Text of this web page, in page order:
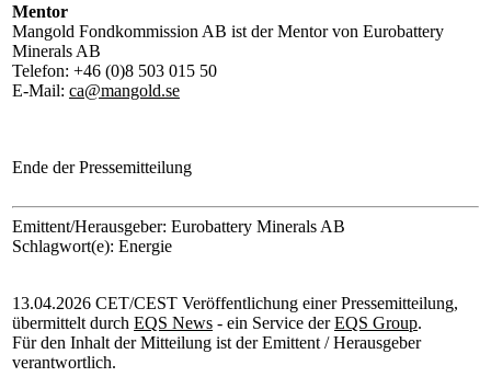
Mentor
Mangold Fondkommission AB ist der Mentor von Eurobattery
Minerals AB
Telefon: +46 (0)8 503 015 50
E-Mail: ca@mangold.se
Ende der Pressemitteilung
Emittent/Herausgeber: Eurobattery Minerals AB
Schlagwort(e): Energie
13.04.2026 CET/CEST Veröffentlichung einer Pressemitteilung,
übermittelt durch EQS News - ein Service derEQS Group.
Für den Inhalt der Mitteilung ist der Emittent / Herausgeber
verantwortlich.